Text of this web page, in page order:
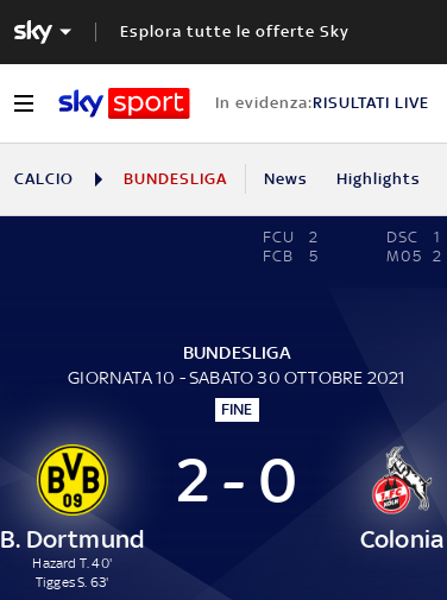
Esplora tutte le offerte Sky
In evidenza:RISULTATI LIVE
CALCIO BUNDESLIGA News Highlights
FCU
2
FCB
5
DSC
1
M05
2
BUNDESLIGA
GIORNATA 10 - SABATO 30 OTTOBRE 2021
FINE
B. Dortmund
Hazard T. 40'
Tigges S. 63'
2 - 0
Colonia